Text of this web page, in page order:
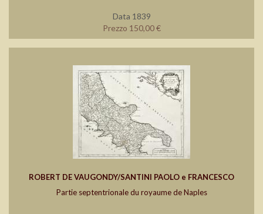
Data 1839
Prezzo 150,00 €
ROBERT DE VAUGONDY/SANTINI PAOLO e FRANCESCO
Partie septentrionale du royaume de Naples